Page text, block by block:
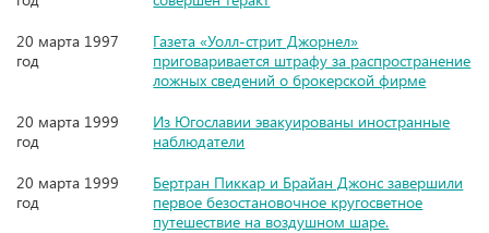
20 марта 1997
год
Газета «Уолл-стрит Джорнел»
приговаривается штрафу за распространение
ложных сведений о брокерской фирме
20 марта 1999
год
Из Югославии эвакуированы иностранные
наблюдатели
20 марта 1999
год
Бертран Пиккар и Брайан Джонс завершили
первое безостановочное кругосветное
путешествие на воздушном шаре.